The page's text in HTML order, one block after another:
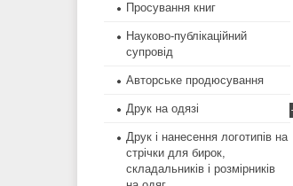
Просування книг
Науково-публікаційний
супровід
Авторське продюсування
Друк на одязі
Друк і нанесення логотипів на
стрічки для бирок,
складальників і розмірників